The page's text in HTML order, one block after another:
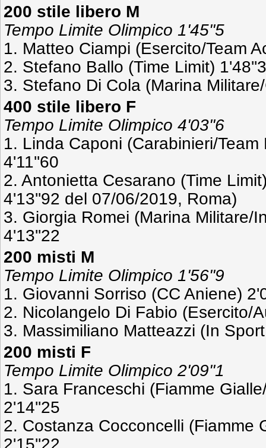
200 stile libero M
Tempo Limite Olimpico 1'45''5
1. Matteo Ciampi (Esercito/Team
2. Stefano Ballo (Time Limit)
3. Stefano Di Cola (Marina
400 stile libero F
Tempo Limite Olimpico 4'03''6
1. Linda Caponi (Carabinieri/
4'11''60
2. Antonietta Cesarano (Time
4'13''92 del 07/06/2019, Roma)
3. Giorgia Romei (Marina Militare/
4'13''22
200 misti M
Tempo Limite Olimpico 1'56''9
1. Giovanni Sorriso (CC Aniene)
2. Nicolangelo Di Fabio (Esercito/
3. Massimiliano Matteazzi (In
200 misti F
Tempo Limite Olimpico 2'09''1
1. Sara Franceschi (Fiamme
2'14''25
2. Costanza Cocconcelli (Fiamme
2'15''22